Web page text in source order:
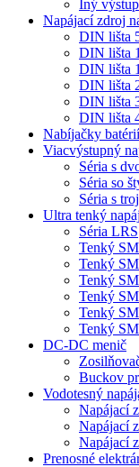
Iný výstup
Napájací zdroj
DIN lišta
DIN lišta
DIN lišta
DIN lišta
DIN lišta
DIN lišta
Nabíjačky
Viacvýstupný
Séria s
Séria so
Séria s
Ultra tenký
Séria LRS
Tenký
Tenký
Tenký
Tenký
Tenký
Tenký
DC-DC menič
Buckov
Vodotesný
Napájací
Napájací
Napájací
Prenosné